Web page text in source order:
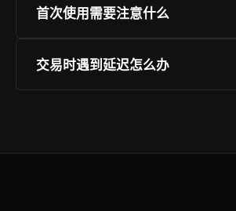
请访问官方网站或扫码进入下载页
首次使用需要注意什么
建议完成实名认证并启用双重验证
交易时遇到延迟怎么办
支持。